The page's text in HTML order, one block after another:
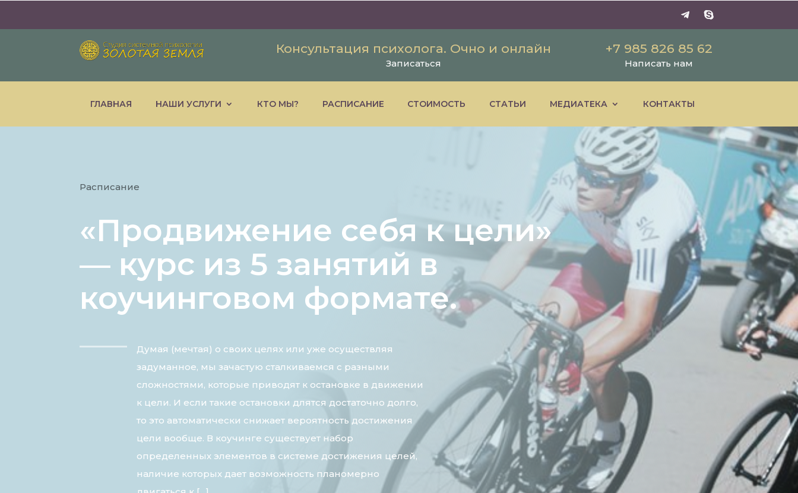
Консультация психолога. Очно и онлайн
Записаться
+7 985 826 85 62
Написать нам
ГЛАВНАЯ НАШИ УСЛУГИ КТО МЫ? РАСПИСАНИЕ СТОИМОСТЬ СТАТЬИ МЕДИАТЕКА КОНТАКТЫ
Расписание
«Продвижение себя к цели»
— курс из 5 занятий в
коучинговом формате.
Думая (мечтая) о своих целях или уже осуществляя
задуманное, мы зачастую сталкиваемся с разными
сложностями, которые приводят к остановке в движении
к цели. И если такие остановки длятся достаточно долго,
то это автоматически снижает вероятность достижения
цели вообще. В коучинге существует набор
определенных элементов в системе достижения целей,
наличие которых дает возможность планомерно